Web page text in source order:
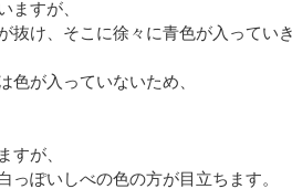
ますが、
け、そこに徐々に青色が入っていき
色が入っていないため、
すが、
っぽいしべの色の方が目立ちます。